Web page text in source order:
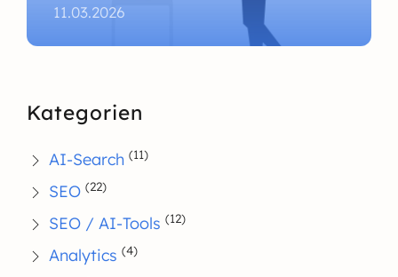
11.03.2026
Kategorien
AI-Search (11)
SEO (22)
SEO / AI-Tools (12)
Analytics (4)